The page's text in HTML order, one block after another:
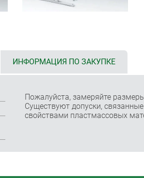
ИНФОРМАЦИЯ ПО ЗАКУПКЕ
Пожалуйста, замеряйте
Существуют допуски,
свойствами пластмассовых